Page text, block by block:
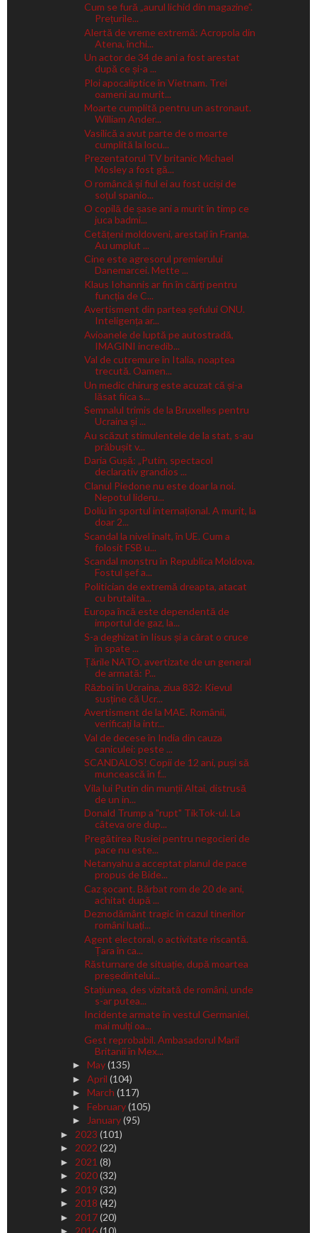
Cum se fură „aurul lichid din magazine”.
Prețurile...
Alertă de vreme extremă: Acropola din
Atena, închi...
Un actor de 34 de ani a fost arestat
după ce și-a ...
Ploi apocaliptice în Vietnam. Trei
oameni au murit...
Moarte cumplită pentru un astronaut.
William Ander...
Vasilică a avut parte de o moarte
cumplită la locu...
Prezentatorul TV britanic Michael
Mosley a fost gă...
O româncă și fiul ei au fost uciși de
soțul spanio...
O copilă de șase ani a murit în timp ce
juca badmi...
Cetățeni moldoveni, arestați în Franța.
Au umplut ...
Cine este agresorul premierului
Danemarcei. Mette ...
Klaus Iohannis ar fin în cărți pentru
funcția de C...
Avertisment din partea șefului ONU.
Inteligența ar...
Avioanele de luptă pe autostradă,
IMAGINI incredib...
Val de cutremure în Italia, noaptea
trecută. Oamen...
Un medic chirurg este acuzat că și-a
lăsat fiica s...
Semnalul trimis de la Bruxelles pentru
Ucraina și ...
Au scăzut stimulentele de la stat, s-au
prăbușit v...
Daria Gușă: „Putin, spectacol
declarativ grandios ...
Clanul Piedone nu este doar la noi.
Nepotul lideru...
Doliu în sportul internațional. A murit, la
doar 2...
Scandal la nivel înalt, în UE. Cum a
folosit FSB u...
Scandal monstru în Republica Moldova.
Fostul șef a...
Politician de extremă dreapta, atacat
cu brutalita...
Europa încă este dependentă de
importul de gaz, la...
S-a deghizat în Iisus și a cărat o cruce
în spate ...
Țările NATO, avertizate de un general
de armată: P...
Război în Ucraina, ziua 832: Kievul
susține că Ucr...
Avertisment de la MAE. Românii,
verificați la intr...
Val de decese în India din cauza
caniculei: peste ...
SCANDALOS! Copii de 12 ani, puși să
muncească în f...
Vila lui Putin din munții Altai, distrusă
de un in...
Donald Trump a "rupt" TikTok-ul. La
câteva ore dup...
Pregătirea Rusiei pentru negocieri de
pace nu este...
Netanyahu a acceptat planul de pace
propus de Bide...
Caz șocant. Bărbat rom de 20 de ani,
achitat după ...
Deznodământ tragic în cazul tinerilor
români luați...
Agent electoral, o activitate riscantă.
Țara în ca...
Răsturnare de situație, după moartea
președintelui...
Stațiunea, des vizitată de români, unde
s-ar putea...
Incidente armate în vestul Germaniei,
mai mulți oa...
Gest reprobabil. Ambasadorul Marii
Britanii în Mex...
► May(135)
► April (104)
► March (117)
► February(105)
► January(95)
► 2023 (101)
► 2022 (22)
► 2021 (8)
► 2020(32)
► 2019 (32)
► 2018 (42)
► 2017(20)